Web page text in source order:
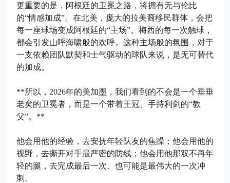
更重要的是，阿根廷的卫冕之路，将拥有无与伦比
的“情感加成”。在北美，庞大的拉美裔移民群体，会把
每一座球场变成阿根廷的“主场”。梅西的每一次触球，
都会引发山呼海啸般的欢呼。这种主场般的氛围，对于
一支依赖团队默契和士气驱动的球队来说，是无可替代
的加成。
**所以，2026年的美加墨，我们看到的不会是一个垂垂
老矣的卫冕者，而是一个带着王冠、手持利剑的“教
父”。**
他会用他的经验，去安抚年轻队友的焦躁；他会用他的
视野，去撕开对手最严密的防线；他会用他那双不再年
轻的腿，去完成最后一次、也可能是最伟大的一次冲
刺。